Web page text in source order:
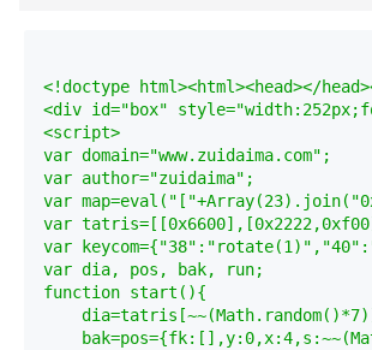
<!doctype html><html><head></
<div id="box"
<script>
var domain="www.zuidaima.com";
var author="zuidaima";
var
var
var
var dia, pos, bak, run;
function start(){